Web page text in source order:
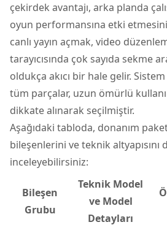
çekirdek avantajı, arka planda
oyun performansına etki
canlı yayın açmak, video
tarayıcısında çok sayıda sekme
oldukça akıcı bir hale gelir.
tüm parçalar, uzun ömürlü
dikkate alınarak seçilmiştir.
Aşağıdaki tabloda, donanım
bileşenlerini ve teknik altyapısını
inceleyebilirsiniz:
Bileşen
Grubu
Teknik Model
ve Model
Detayları